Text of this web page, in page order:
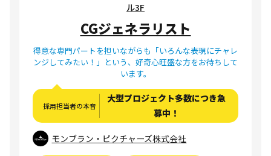
ル3F
CGジェネラリスト
得意な専門パートを担いながらも「いろんな表現にチャレ
ンジしてみたい！」という、好奇心旺盛な方をお待ちして
います。
採用担当者の本音
大型プロジェクト多数につき急
募中！
モンブラン・ピクチャーズ株式会社